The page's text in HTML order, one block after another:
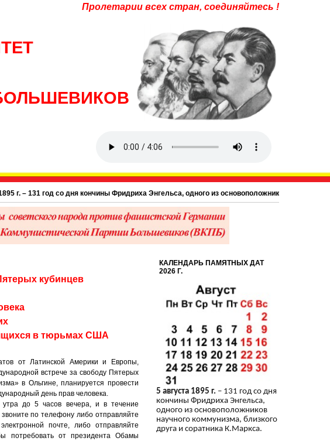
Пролетарии всех стран, соединяйтесь !
– 131 год со дня кончины Фридриха Энгельса, одного из основоположников научного
кубинцев
в тюрьмах США
от Латинской Америки и Европы,
встрече за свободу Пятерых
в Ольгине, планируется провести
день прав человека.
до 5 часов вечера, и в течение
по телефону либо отправляйте
почте, либо отправляйте
потребовать от президента Обамы
КАЛЕНДАРЬ ПАМЯТНЫХ ДАТ
2026 Г.
5 августа 1895 г. – 131 год со дня
кончины Фридриха Энгельса,
одного из основоположников
научного коммунизма, близкого
друга и соратника К.Маркса.